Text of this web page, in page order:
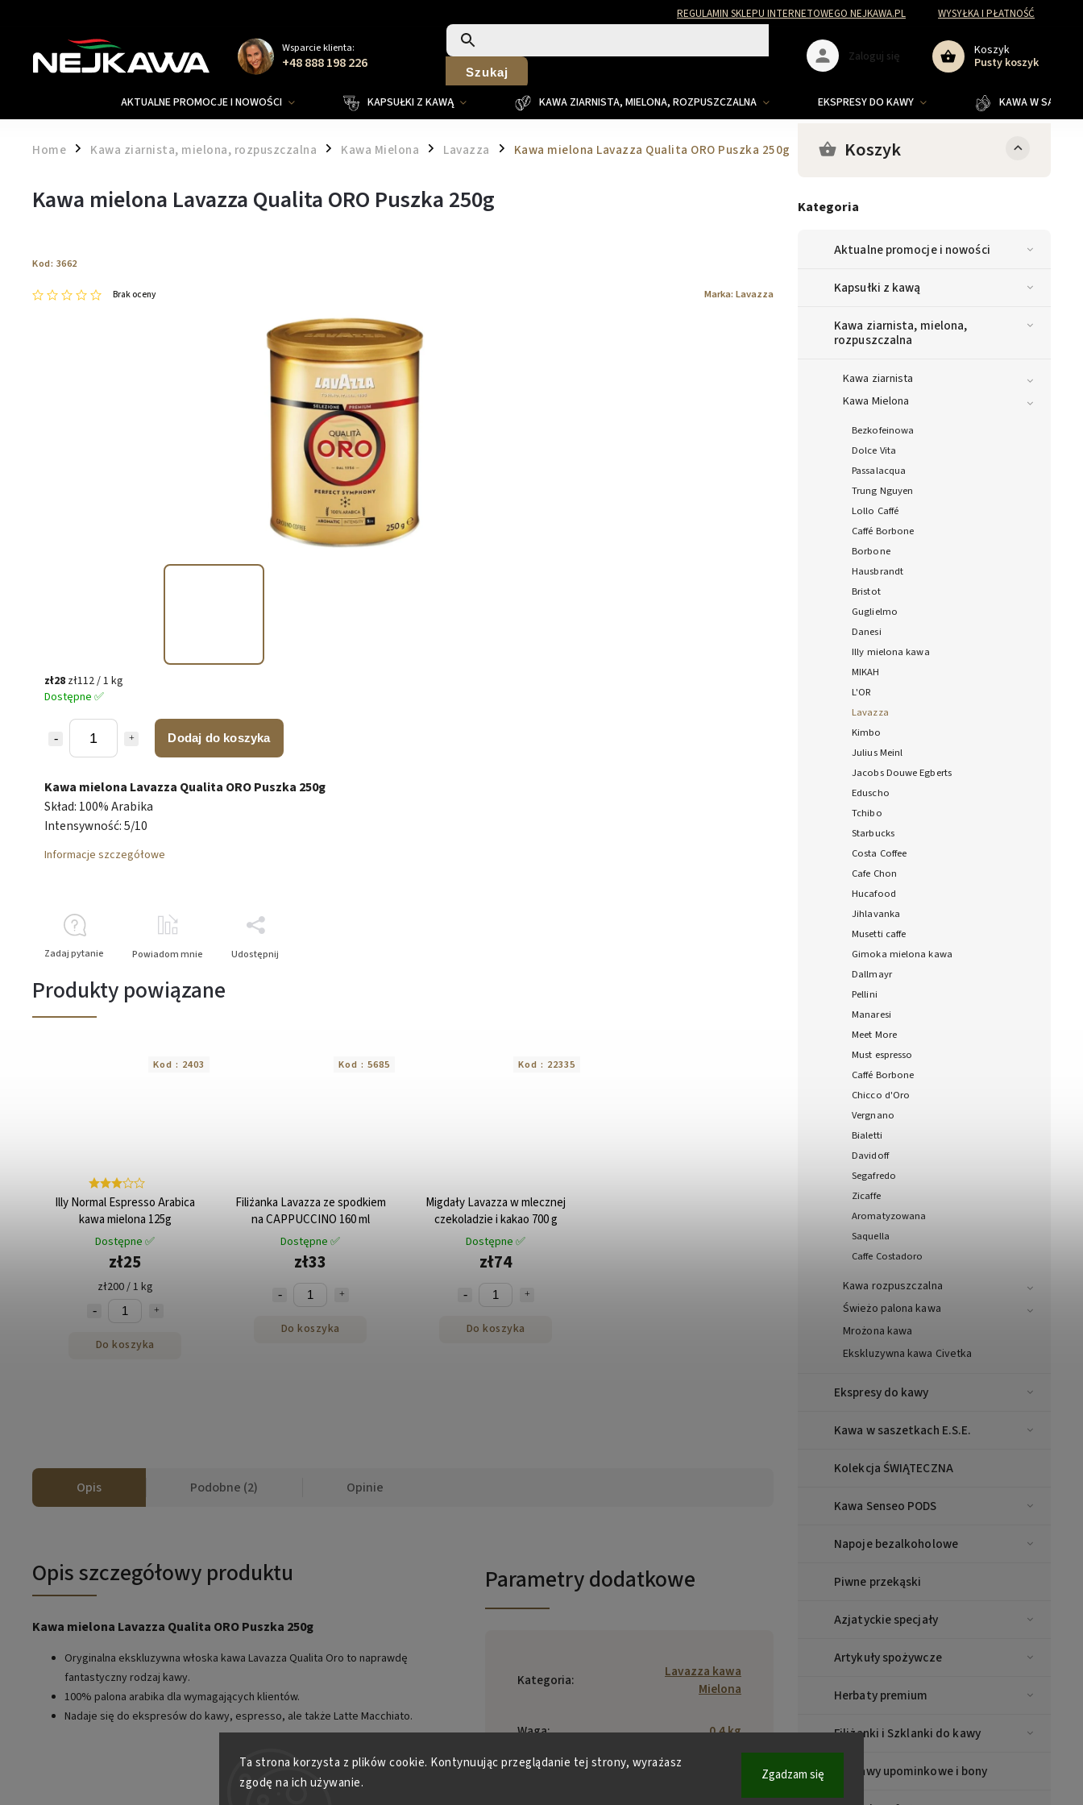
Ta strona korzysta z plików cookie. Kontynuując przeglądanie tej strony, wyrażasz
zgodę na ich używanie.
Zgadzam się
REGULAMIN SKLEPU INTERNETOWEGO NEJKAWA.PL WYSYŁKA I PŁATNOŚĆ
Wsparcie klienta:
+48 888 198 226 Szukaj
Koszyk
Pusty koszyk
Zaloguj się
AKTUALNE PROMOCJE I NOWOŚCI KAPSUŁKI Z KAWĄ KAWA ZIARNISTA, MIELONA, ROZPUSZCZALNA EKSPRESY DO KAWY KAWA W
Home / Kawa ziarnista, mielona, rozpuszczalna / Kawa Mielona / Lavazza / Kawa mielona Lavazza Qualita ORO Puszka 250g Koszyk
Kategoria
Aktualne promocje i nowości
Kapsułki z kawą
Kawa ziarnista, mielona,
rozpuszczalna
Kawa ziarnista
Kawa Mielona
Bezkofeinowa
Dolce Vita
Passalacqua
Trung Nguyen
Lollo Caffé
Caffé Borbone
Borbone
Hausbrandt
Bristot
Guglielmo
Danesi
Illy mielona kawa
MIKAH
L'OR
Lavazza
Kimbo
Julius Meinl
Jacobs Douwe Egberts
Eduscho
Tchibo
Starbucks
Costa Coffee
Cafe Chon
Hucafood
Jihlavanka
Musetti caffe
Gimoka mielona kawa
Dallmayr
Pellini
Manaresi
Meet More
Must espresso
Caffé Borbone
Chicco d'Oro
Vergnano
Bialetti
Davidoff
Segafredo
Zicaffe
Aromatyzowana
Saquella
Caffe Costadoro
Kawa rozpuszczalna
Świeżo palona kawa
Mrożona kawa
Ekskluzywna kawa Civetka
Ekspresy do kawy
Kawa w saszetkach E.S.E.
Kolekcja ŚWIĄTECZNA
Kawa Senseo PODS
Napoje bezalkoholowe
Piwne przekąski
Azjatyckie specjały
Artykuły spożywcze
Herbaty premium
Filiżanki i Szklanki do kawy
Zestawy upominkowe i bony
Kawa mielona Lavazza Qualita ORO Puszka 250g
Kod: 3662
Brak oceny Marka: Lavazza
zł28 zł112 / 1 kg
Dostępne ✅
Dodaj do koszyka
Kawa mielona Lavazza Qualita ORO Puszka 250g
Skład: 100% Arabika
Intensywność: 5/10
Informacje szczegółowe
Zadaj pytanie Powiadom mnie Udostępnij
Produkty powiązane
Illy Normal Espresso Arabica
kawa mielona 125g
Dostępne ✅
zł25
zł200 / 1 kg
Do koszyka
Kod : 2403
Filiżanka Lavazza ze spodkiem
na CAPPUCCINO 160 ml
Dostępne ✅
zł33
Do koszyka
Kod : 5685
Migdały Lavazza w mlecznej
czekoladzie i kakao 700 g
Dostępne ✅
zł74
Do koszyka
Kod : 22335
Opis Podobne (2) Opinie
Opis szczegółowy produktu
Kawa mielona Lavazza Qualita ORO Puszka 250g
Oryginalna ekskluzywna włoska kawa Lavazza Qualita Oro to naprawdę
fantastyczny rodzaj kawy.
100% palona arabika dla wymagających klientów.
Nadaje się do ekspresów do kawy, espresso, ale także Latte Macchiato.
Parametry dodatkowe
Kategoria:
Lavazza kawa
Mielona
Waga: 0.4 kg
EAN: